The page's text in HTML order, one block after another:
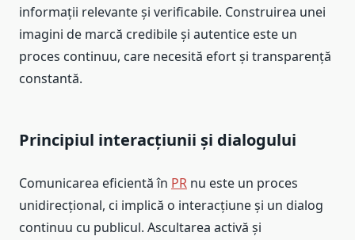
informații relevante și verificabile. Construirea unei
imagini de marcă credibile și autentice este un
proces continuu, care necesită efort și transparență
constantă.
Principiul interacțiunii și dialogului
Comunicarea eficientă în PR nu este un proces
unidirecțional, ci implică o interacțiune și un dialog
continuu cu publicul. Ascultarea activă și